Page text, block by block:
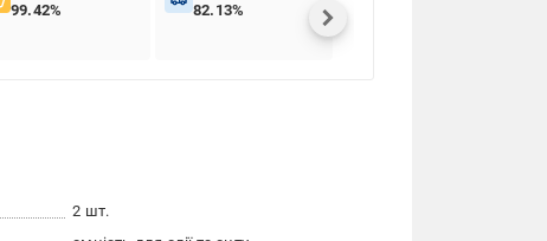
99.42% 82.13%
2 шт.